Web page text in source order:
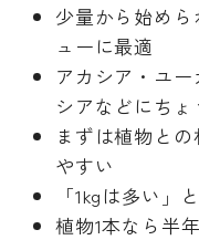
少量から始め
ューに最適
アカシア・ユ
シアなどにち
まずは植物と
やすい
「1kgは多い
植物1本なら半